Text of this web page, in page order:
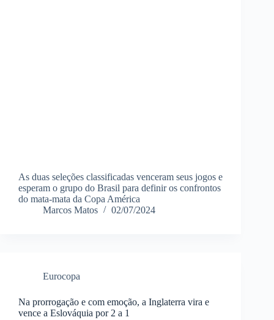
As duas seleções classificadas venceram seus jogos e
esperam o grupo do Brasil para definir os confrontos
do mata-mata da Copa América
Marcos Matos
02/07/2024
Eurocopa
Na prorrogação e com emoção, a Inglaterra vira e
vence a Eslováquia por 2 a 1